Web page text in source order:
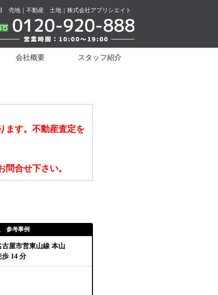
売地｜不動産 土地｜株式会社アプリシエイト
会社概要 スタッフ紹介
ます。不動産査定を
合せ下さい。
参考事例
古屋市営東山線 本山
歩 14 分